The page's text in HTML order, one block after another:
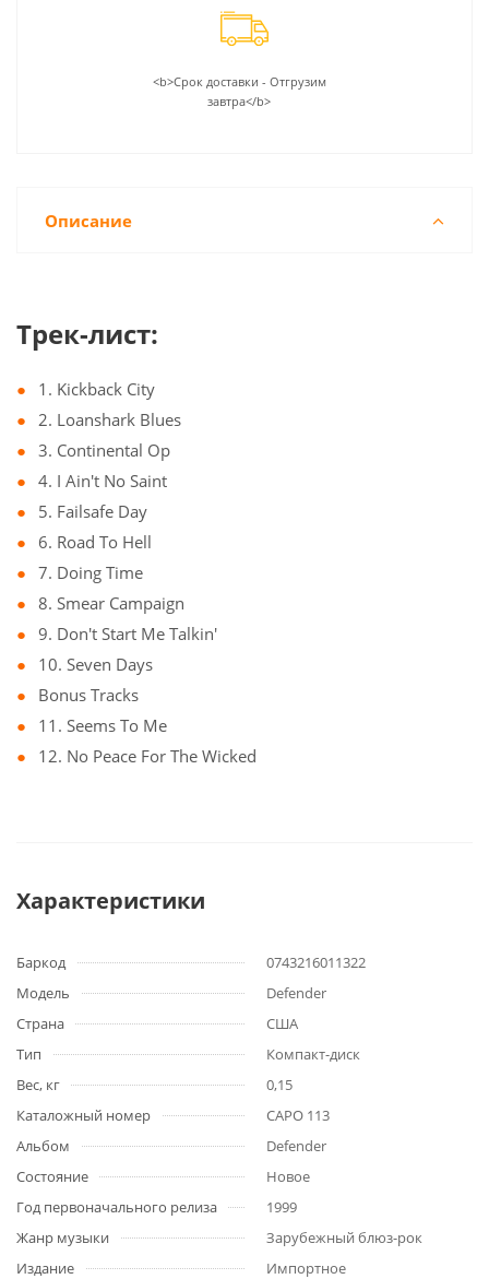
<b>Срок доставки - Отгрузим
завтра</b>
Описание
Трек-лист:
1. Kickback City
2. Loanshark Blues
3. Continental Op
4. I Ain't No Saint
5. Failsafe Day
6. Road To Hell
7. Doing Time
8. Smear Campaign
9. Don't Start Me Talkin'
10. Seven Days
Bonus Tracks
11. Seems To Me
12. No Peace For The Wicked
Характеристики
Баркод
0743216011322
Модель
Defender
Страна
США
Тип
Компакт-диск
Вес, кг
0,15
Каталожный номер
CAPO 113
Альбом
Defender
Состояние
Новое
Год первоначального релиза
1999
Жанр музыки
Зарубежный блюз-рок
Издание
Импортное